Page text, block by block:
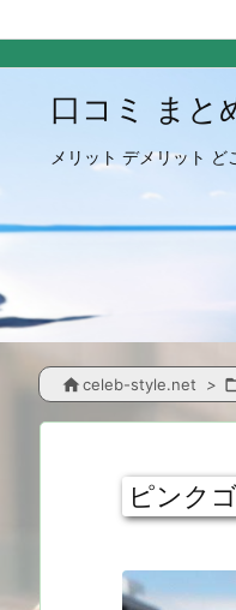
口コミ まと
メリット デメリット ど
celeb-style.net >
ピンク